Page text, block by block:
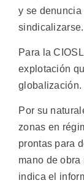
y se
sindicalizarse.
Para la
explotación
globalización.
Por su
zonas en
prontas para
mano de obra
indica el